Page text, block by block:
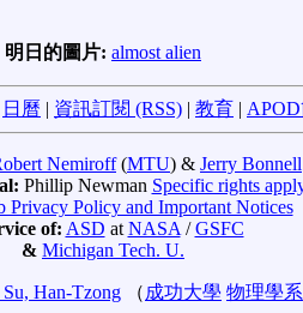
明日的圖片: almost alien
日曆 | 資訊訂閱 (RSS) | 教育 |
Nemiroff(MTU) & Jerry Bonnell
Phillip Newman Specific rights
Privacy Policy and Important Notices
of: ASD at NASA /GSFC
& Michigan Tech. U.
Han-Tzong （ 成功大學 物理學系